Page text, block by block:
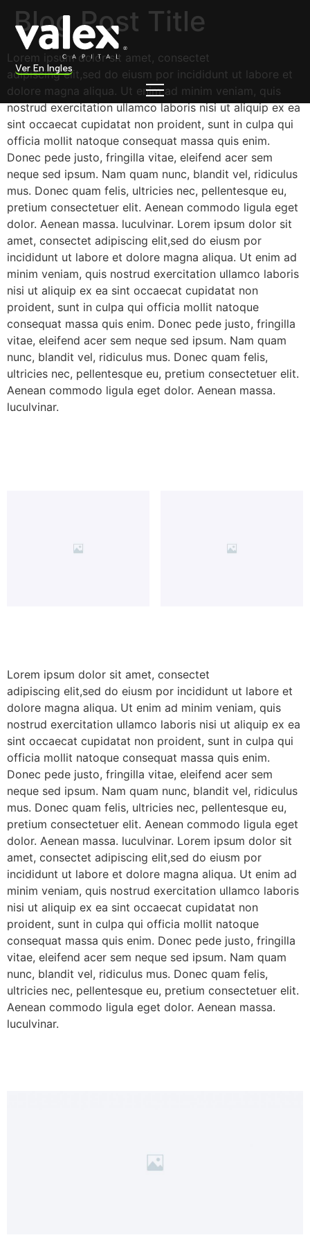
Ver En Ingles
Blog Post Title
Lorem ipsum dolor sit amet, consectet
adipiscing elit,sed do eiusm por incididunt ut labore et
dolore magna aliqua. Ut enim ad minim veniam, quis
nostrud exercitation ullamco laboris nisi ut aliquip ex ea
sint occaecat cupidatat non proident, sunt in culpa qui
officia mollit natoque consequat massa quis enim.
Donec pede justo, fringilla vitae, eleifend acer sem
neque sed ipsum. Nam quam nunc, blandit vel, ridiculus
mus. Donec quam felis, ultricies nec, pellentesque eu,
pretium consectetuer elit. Aenean commodo ligula eget
dolor. Aenean massa. luculvinar. Lorem ipsum dolor sit
amet, consectet adipiscing elit,sed do eiusm por
incididunt ut labore et dolore magna aliqua. Ut enim ad
minim veniam, quis nostrud exercitation ullamco laboris
nisi ut aliquip ex ea sint occaecat cupidatat non
proident, sunt in culpa qui officia mollit natoque
consequat massa quis enim. Donec pede justo, fringilla
vitae, eleifend acer sem neque sed ipsum. Nam quam
nunc, blandit vel, ridiculus mus. Donec quam felis,
ultricies nec, pellentesque eu, pretium consectetuer elit.
Aenean commodo ligula eget dolor. Aenean massa.
luculvinar.
Lorem ipsum dolor sit amet, consectet
adipiscing elit,sed do eiusm por incididunt ut labore et
dolore magna aliqua. Ut enim ad minim veniam, quis
nostrud exercitation ullamco laboris nisi ut aliquip ex ea
sint occaecat cupidatat non proident, sunt in culpa qui
officia mollit natoque consequat massa quis enim.
Donec pede justo, fringilla vitae, eleifend acer sem
neque sed ipsum. Nam quam nunc, blandit vel, ridiculus
mus. Donec quam felis, ultricies nec, pellentesque eu,
pretium consectetuer elit. Aenean commodo ligula eget
dolor. Aenean massa. luculvinar. Lorem ipsum dolor sit
amet, consectet adipiscing elit,sed do eiusm por
incididunt ut labore et dolore magna aliqua. Ut enim ad
minim veniam, quis nostrud exercitation ullamco laboris
nisi ut aliquip ex ea sint occaecat cupidatat non
proident, sunt in culpa qui officia mollit natoque
consequat massa quis enim. Donec pede justo, fringilla
vitae, eleifend acer sem neque sed ipsum. Nam quam
nunc, blandit vel, ridiculus mus. Donec quam felis,
ultricies nec, pellentesque eu, pretium consectetuer elit.
Aenean commodo ligula eget dolor. Aenean massa.
luculvinar.